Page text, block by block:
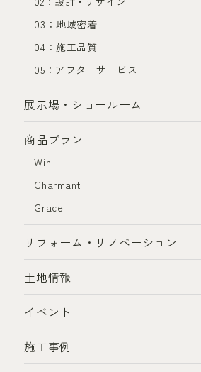
03：地域密着
04：施工品質
05：アフターサービス
展示場・ショールーム
商品プラン
Win
Charmant
Grace
リフォーム・リノベーション
土地情報
イベント
施工事例